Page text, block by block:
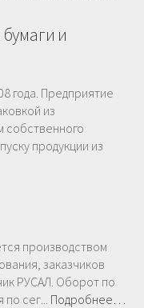
и
года. Предприятие
из
собственного
продукции из
производством
заказчиков
РУСАЛ. Оборот по
сег... Подробнее…